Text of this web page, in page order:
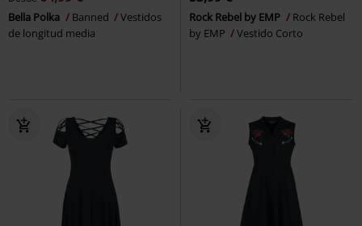
Bella Polka Banned
Vestidos
de longitud media
Rock Rebel by EMP
Rock Rebel
by EMP
Vestido Corto